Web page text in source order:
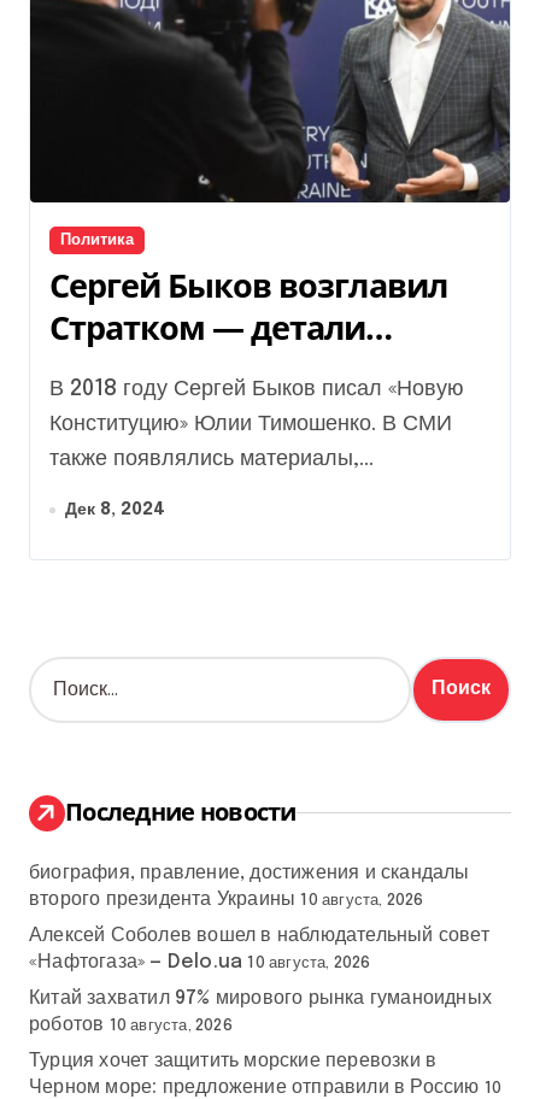
Политика
Сергей Быков возглавил
Стратком — детали
скандала — фото и видео
В 2018 году Сергей Быков писал «Новую
Конституцию» Юлии Тимошенко. В СМИ
также появлялись материалы,...
Дек 8, 2024
Н
а
:
Последние новости
биография, правление, достижения и скандалы
второго президента Украины 10 августа, 2026
Алексей Соболев вошел в наблюдательный совет
«Нафтогаза» — Delo.ua 10 августа, 2026
Китай захватил 97% мирового рынка гуманоидных
роботов 10 августа, 2026
Турция хочет защитить морские перевозки в
Черном море: предложение отправили в Россию 10